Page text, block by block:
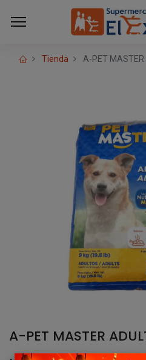
Tienda A-PET MASTER
A-PET MASTER